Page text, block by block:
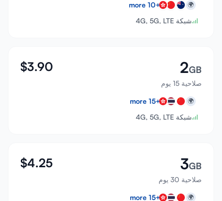
🌍
+
10
شبكة 4G, 5G, LTE
2GB
صلاحية 15 يوم
$3.90
🌍
+
15
شبكة 4G, 5G, LTE
3GB
صلاحية 30 يوم
$4.25
🌍
+
15